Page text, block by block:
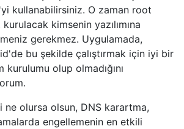
kullanabilirsiniz. O zaman root
kimsenin yazılımına
gerekmez. Uygulamada,
bu şekilde çalıştırmak için iyi bir
kurulumu olup olmadığını
ne olursa olsun, DNS karartma,
engellemenin en etkili